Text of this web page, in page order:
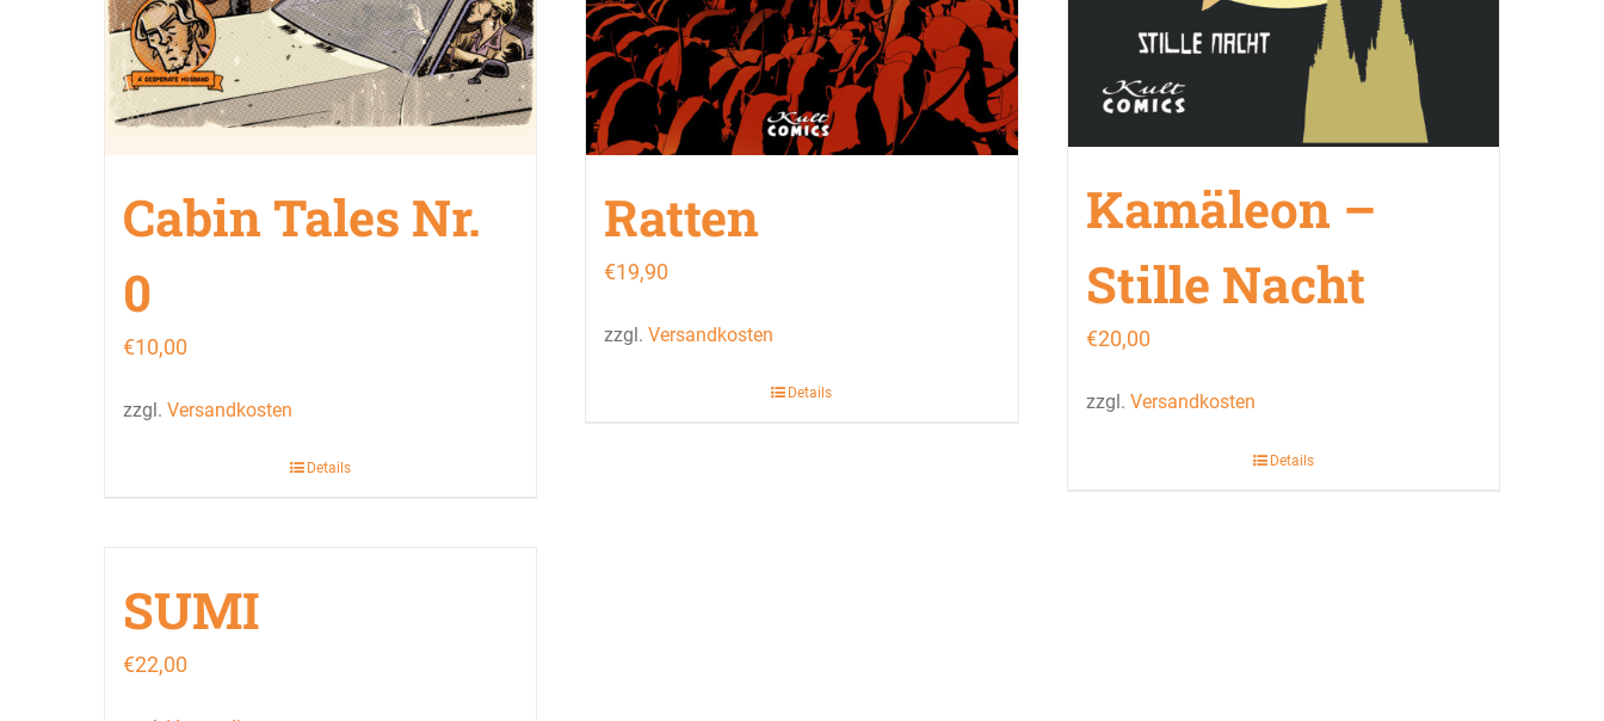
Cabin Tales Nr.
0
€10,00
zzgl. Versandkosten
Details
Ratten
€19,90
zzgl.Versandkosten
Details
Kamäleon –
Stille Nacht
€20,00
zzgl. Versandkosten
Details
SUMI
€22,00